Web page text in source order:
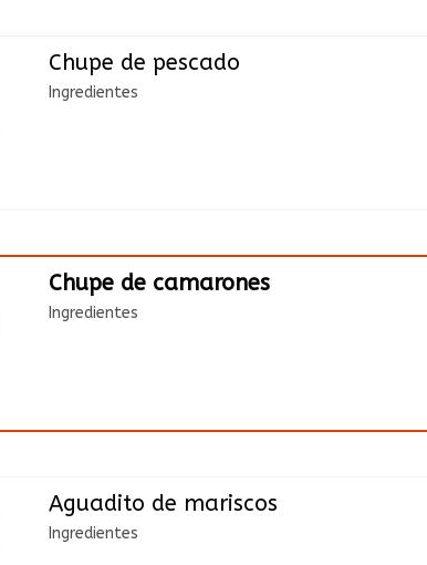
Chupe de pescado
Ingredientes
Chupe de camarones
Ingredientes
Aguadito de mariscos
Ingredientes